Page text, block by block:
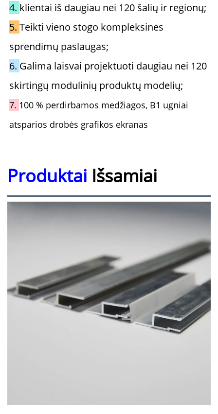
4. klientai iš daugiau nei 120 šalių ir regionų;
5. Teikti vieno stogo kompleksines
sprendimų paslaugas;
6. Galima laisvai projektuoti daugiau nei 120
skirtingų modulinių produktų modelių;
7. 100 % perdirbamos medžiagos, B1 ugniai
atsparios drobės grafikos ekranas
Produktai Išsamiai